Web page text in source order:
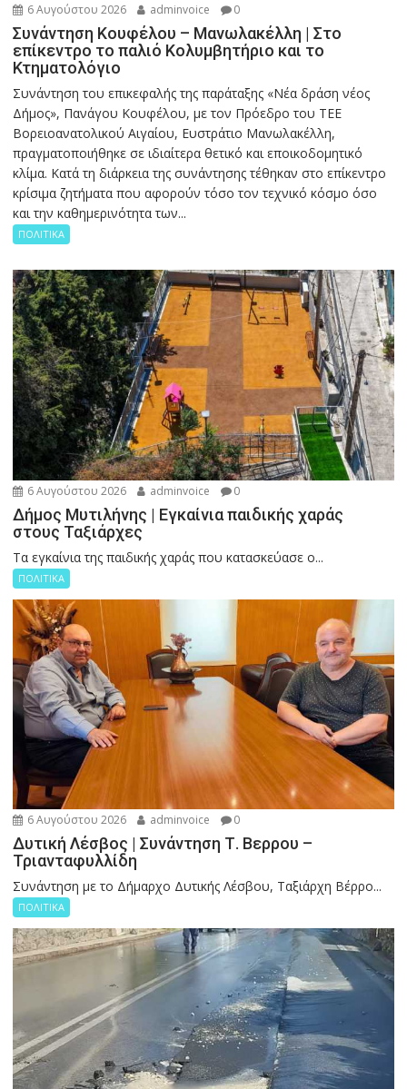
6 Αυγούστου 2026 adminvoice 0
Συνάντηση Κουφέλου – Μανωλακέλλη | Στο
επίκεντρο το παλιό Κολυμβητήριο και το
Κτηματολόγιο
Συνάντηση του επικεφαλής της παράταξης «Νέα δράση νέος
Δήμος», Πανάγου Κουφέλου, με τον Πρόεδρο του ΤΕΕ
Βορειοανατολικού Αιγαίου, Ευστράτιο Μανωλακέλλη,
πραγματοποιήθηκε σε ιδιαίτερα θετικό και εποικοδομητικό
κλίμα. Κατά τη διάρκεια της συνάντησης τέθηκαν στο επίκεντρο
κρίσιμα ζητήματα που αφορούν τόσο τον τεχνικό κόσμο όσο
και την καθημερινότητα των...
ΠΟΛΙΤΙΚΑ
6 Αυγούστου 2026 adminvoice 0
Δήμος Μυτιλήνης | Εγκαίνια παιδικής χαράς
στους Ταξιάρχες
Tα εγκαίνια της παιδικής χαράς που κατασκεύασε ο...
ΠΟΛΙΤΙΚΑ
6 Αυγούστου 2026 adminvoice 0
Δυτική Λέσβος | Συνάντηση Τ. Βερρου –
Τριανταφυλλίδη
Συνάντηση με το Δήμαρχο Δυτικής Λέσβου, Ταξιάρχη Βέρρο...
ΠΟΛΙΤΙΚΑ